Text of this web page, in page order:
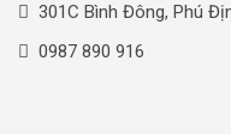
301C Bình Đông, Phú
0987 890 916